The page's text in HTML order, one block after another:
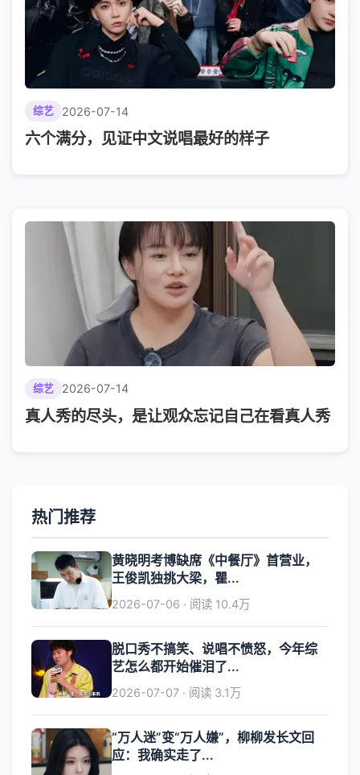
综艺 2026-07-14
六个满分，见证中文说唱最好的样子
综艺 2026-07-14
真人秀的尽头，是让观众忘记自己在看真人秀
热门推荐
黄晓明考博缺席《中餐厅》首营业，
王俊凯独挑大梁，瞿...
2026-07-06 · 阅读 10.4万
脱口秀不搞笑、说唱不愤怒，今年综
艺怎么都开始催泪了...
2026-07-07 · 阅读 3.1万
“万人迷”变“万人嫌”，柳柳发长文回
应：我确实走了...